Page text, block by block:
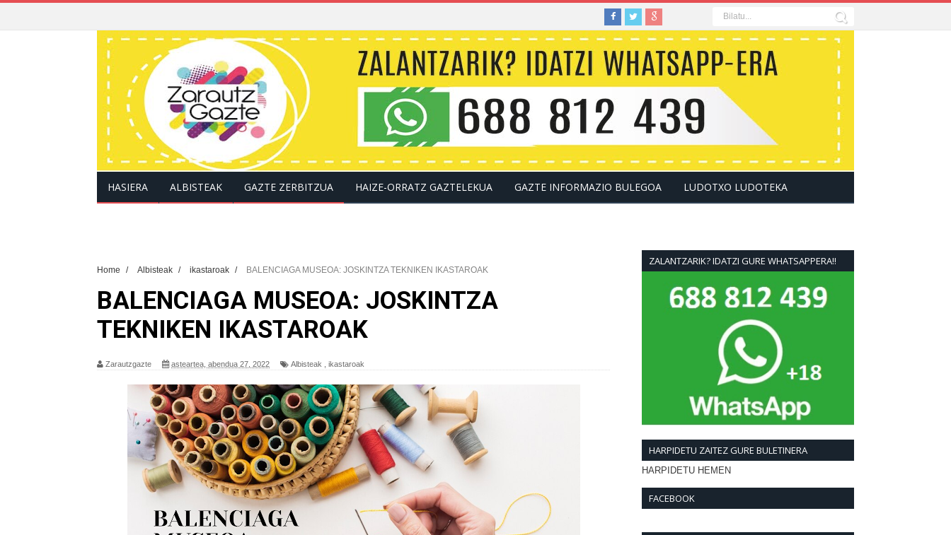
HASIERA ALBISTEAK GAZTE ZERBITZUA HAIZE-ORRATZ GAZTELEKUA GAZTE INFORMAZIO BULEGOA LUDOTXO LUDOTEKA
Home / Albisteak / ikastaroak / BALENCIAGA MUSEOA: JOSKINTZA TEKNIKEN IKASTAROAK
BALENCIAGA MUSEOA: JOSKINTZA
TEKNIKEN IKASTAROAK
Zarautzgazte asteartea, abendua 27, 2022 Albisteak ikastaroak
ZALANTZARIK? IDATZI GURE WHATSAPPERA!!
HARPIDETU ZAITEZ GURE BULETINERA
HARPIDETU HEMEN
FACEBOOK